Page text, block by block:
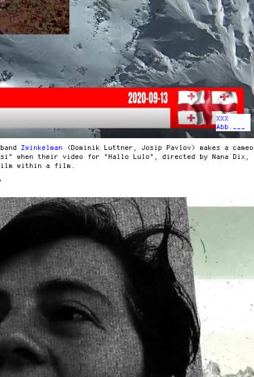
XXX
Abb.___
Zwinkelman (Dominik Luttner, Josip Pavlov) makes a cameo
when their video for "Hallo Lulo", directed by Nana Dix,
within a film.